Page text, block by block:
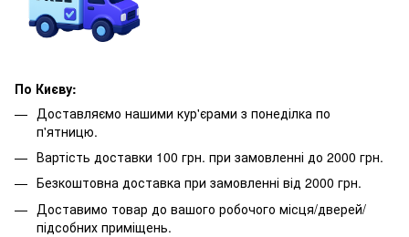
По Києву:
Доставляємо нашими кур'єрами з понеділка по
п'ятницю.
Вартість доставки 100 грн. при замовленні до 2000 грн.
Безкоштовна доставка при замовленні від 2000 грн.
Доставимо товар до вашого робочого місця/дверей/
підсобних приміщень.